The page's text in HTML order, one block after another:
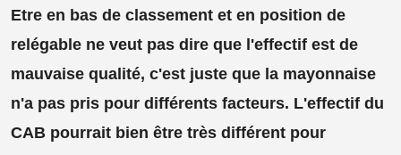
Etre en bas de classement et en position de
relégable ne veut pas dire que l'effectif est de
mauvaise qualité, c'est juste que la mayonnaise
n'a pas pris pour différents facteurs. L'effectif du
CAB pourrait bien être très différent pour